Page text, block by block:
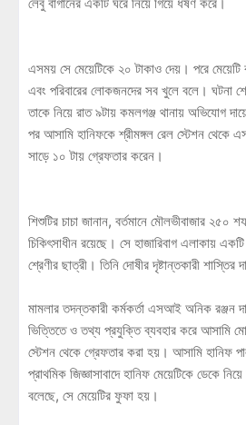
এসময় সে মেয়েটিকে ২০ টাকাও দেয়। পরে
এবং পরিবারের লোকজনদের সব খুলে বলে। ঘটনা
তাকে নিয়ে রাত ৯টায় কমলগঞ্জ থানায় অভিযোগ
পর আসামি হানিফকে শ্রীমঙ্গল রেল স্টেশন থেকে
সাড়ে ১০ টায় গ্রেফতার করেন।
শিশুটির চাচা জানান, বর্তমানে মৌলভীবাজার ২৫০
চিকিৎসাধীন রয়েছে। সে হাজারিবাগ এলাকায়
শ্রেণীর ছাত্রী। তিনি দোষীর দৃষ্টান্তকারী শাস্তির
মামলার তদন্তকারী কর্মকর্তা এসআই অনিক রঞ্জন
ভিত্তিতে ও তথ্য প্রযুক্তি ব্যবহার করে আসামি
স্টেশন থেকে গ্রেফতার করা হয়। আসামি হানিফ
প্রাথমিক জিজ্ঞাসাবাদে হানিফ মেয়েটিকে ডেকে
বলেছে, সে মেয়েটির ফুফা হয়।